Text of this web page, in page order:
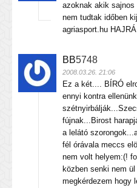
azoknak akik
nem tudtak időben
agriasport.hu
BB5748
2008.03.26. 21:06
Ez a két.... BÍRÓ
ennyi kontra
fújnak...Birost
a lelátó
fél órávala meccs
nem volt helyem:(!
közben senki nem
megkérdezem hogy